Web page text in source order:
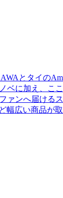
とタイの
に加え、こ
ァンへ届け
幅広い商品が取